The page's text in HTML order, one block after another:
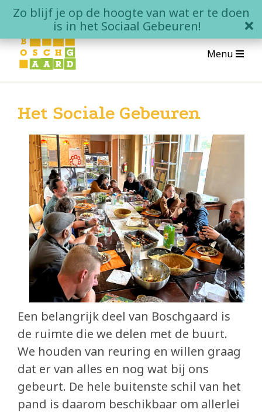
SkipZo blijf je op de hoogte van wat er te doen
is in het Sociaal Gebeuren!
Menu
Wat is Boschgaard?
Wonen in Boschgaard
Contact
Het Sociale Gebeuren
Agenda
Eetcafé de Juin
Buurtbabbels
Bouwen
Duurzaam bouwen
Partners
Het Sociale Gebeuren
Een belangrijk deel van Boschgaard is
de ruimte die we delen met de buurt.
We houden van reuring en willen graag
dat er van alles en nog wat bij ons
gebeurt. De hele buitenste schil van het
pand is daarom beschikbaar om allerlei